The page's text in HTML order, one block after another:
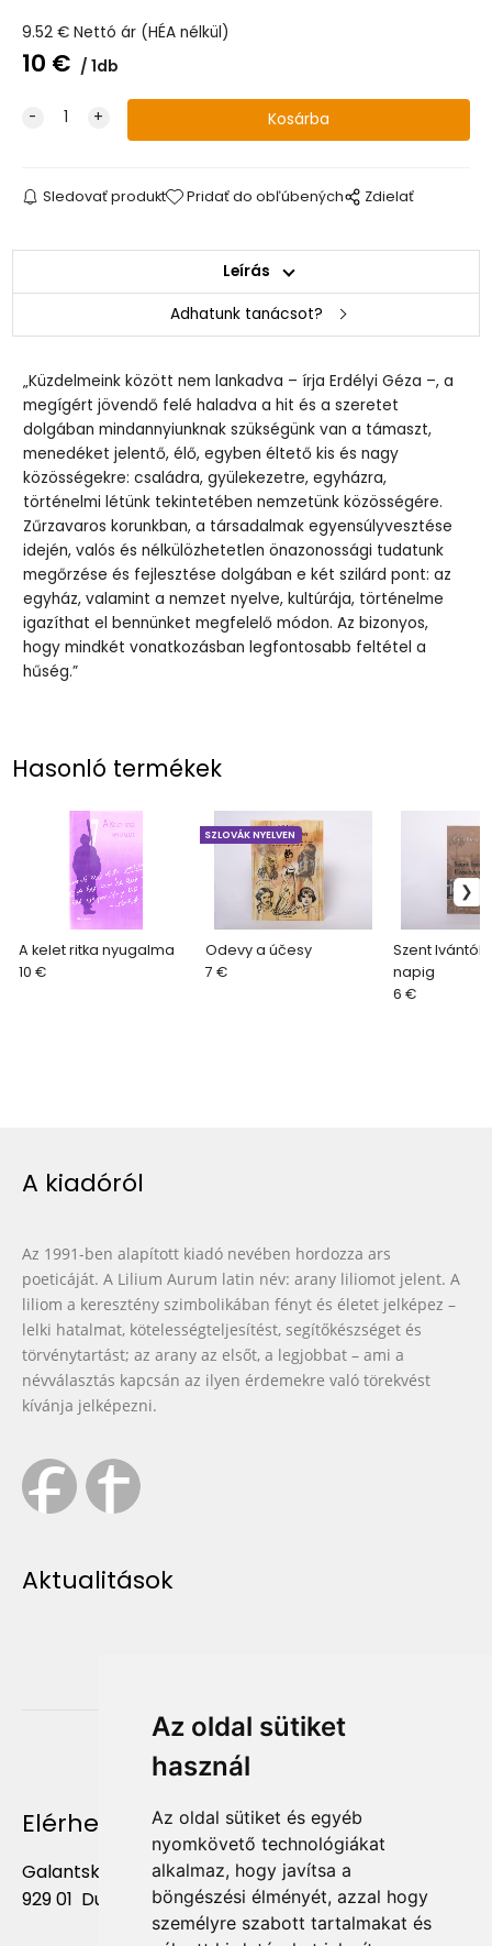
Az oldal sütiket
használ
Az oldal sütiket és egyéb
nyomkövető technológiákat
alkalmaz, hogy javítsa a
böngészési élményét, azzal hogy
személyre szabott tartalmakat és
9.52€ Nettó ár (HÉA nélkül)
10 € 1db
Sledovať produkt Pridať do obľúbených Zdielať
Leírás
Adhatunk tanácsot?
„Küzdelmeink között nem lankadva – írja Erdélyi Géza –, a
megígért jövendő felé haladva a hit és a szeretet
dolgában mindannyiunknak szükségünk van a támaszt,
menedéket jelentő, élő, egyben éltető kis és nagy
közösségekre: családra, gyülekezetre, egyházra,
történelmi létünk tekintetében nemzetünk közösségére.
Zűrzavaros korunkban, a társadalmak egyensúlyvesztése
idején, valós és nélkülözhetetlen önazonossági tudatunk
megőrzése és fejlesztése dolgában e két szilárd pont: az
egyház, valamint a nemzet nyelve, kultúrája, történelme
igazíthat el bennünket megfelelő módon. Az bizonyos,
hogy mindkét vonatkozásban legfontosabb feltétel a
hűség.”
Hasonló termékek
A kelet ritka nyugalma
10 €
Odevy a účesy
SZLOVÁK NYELVEN
7 €
Szent Ivántól
napig
6 €
A kiadóról
Az 1991-ben alapított kiadó nevében hordozza ars
poeticáját. A Lilium Aurum latin név: arany liliomot jelent. A
liliom a keresztény szimbolikában fényt és életet jelképez –
lelki hatalmat, kötelességteljesítést, segítőkészséget és
törvénytartást; az arany az elsőt, a legjobbat – ami a
névválasztás kapcsán az ilyen érdemekre való törekvést
kívánja jelképezni.
Aktualitások
Elérhetőség
Galantská cesta 658/2F
929 01 Dunajská Streda